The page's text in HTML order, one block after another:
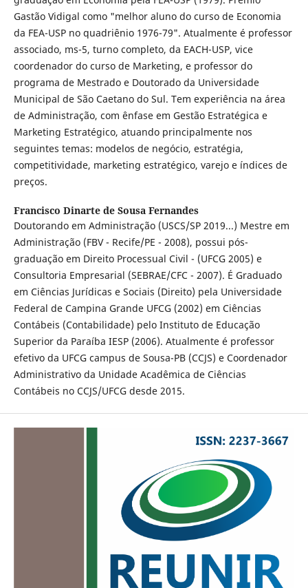
Gastão Vidigal como "melhor aluno do curso de Economia
da FEA-USP no quadriênio 1976-79". Atualmente é professor
associado, ms-5, turno completo, da EACH-USP, vice
coordenador do curso de Marketing, e professor do
programa de Mestrado e Doutorado da Universidade
Municipal de São Caetano do Sul. Tem experiência na área
de Administração, com ênfase em Gestão Estratégica e
Marketing Estratégico, atuando principalmente nos
seguintes temas: modelos de negócio, estratégia,
competitividade, marketing estratégico, varejo e índices de
preços.
Francisco Dinarte de Sousa Fernandes
Doutorando em Administração (USCS/SP 2019...) Mestre em
Administração (FBV - Recife/PE - 2008), possui pós-
graduação em Direito Processual Civil - (UFCG 2005) e
Consultoria Empresarial (SEBRAE/CFC - 2007). É Graduado
em Ciências Jurídicas e Sociais (Direito) pela Universidade
Federal de Campina Grande UFCG (2002) em Ciências
Contábeis (Contabilidade) pelo Instituto de Educação
Superior da Paraíba IESP (2006). Atualmente é professor
efetivo da UFCG campus de Sousa-PB (CCJS) e Coordenador
Administrativo da Unidade Acadêmica de Ciências
Contábeis no CCJS/UFCG desde 2015.